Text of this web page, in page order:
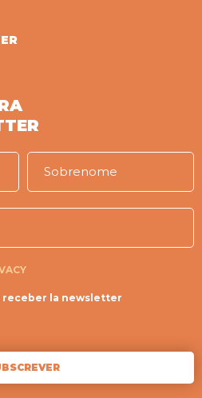
receber la newsletter